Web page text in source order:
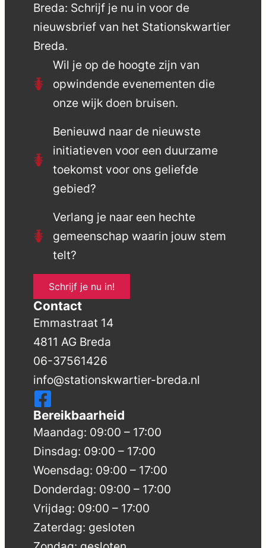
Breda: Schrijf je nu in voor de
nieuwsbrief van het Stationskwartier
Breda.
Wil je op de hoogte zijn van
opwindende evenementen die
onze wijk doen bruisen.
Benieuwd naar de nieuwste
initiatieven voor een duurzame
toekomst voor ons geliefde
gebied?
Verlang je naar een hechte
gemeenschap waarin jouw stem
telt?
Schrijf je nu in!
Contact
Emmastraat 14
4811 AG Breda
06-37561426
info@stationskwartier-breda.nl
Bereikbaarheid
Maandag: 09:00 – 17:00
Dinsdag: 09:00 – 17:00
Woensdag: 09:00 – 17:00
Donderdag: 09:00 – 17:00
Vrijdag: 09:00 – 17:00
Zaterdag: gesloten